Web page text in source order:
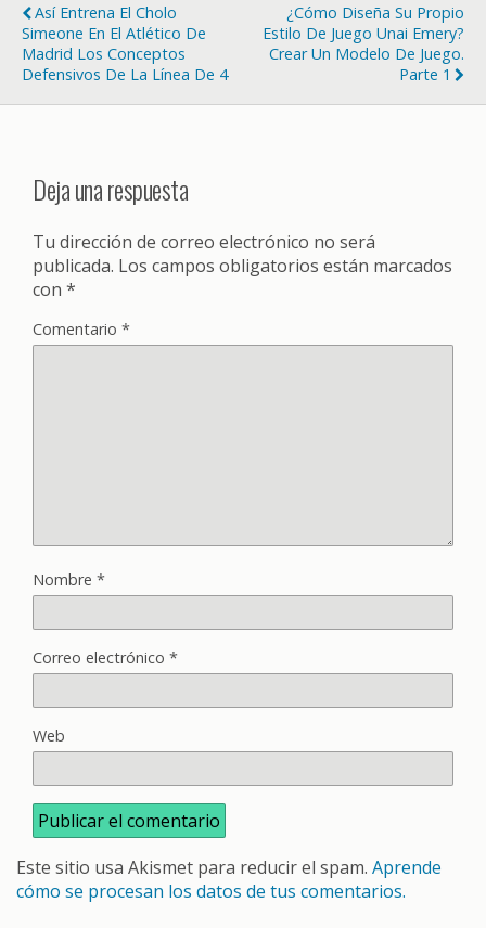
Así Entrena El Cholo
Simeone En El Atlético De
Madrid Los Conceptos
Defensivos De La Línea De 4
¿Cómo Diseña Su Propio
Estilo De Juego Unai Emery?
Crear Un Modelo De Juego.
Parte 1
Deja una respuesta
Tu dirección de correo electrónico no será
publicada. Los campos obligatorios están marcados
con *
Comentario *
Nombre *
Correo electrónico *
Web
Este sitio usa Akismet para reducir el spam. Aprende
cómo se procesan los datos de tus comentarios.